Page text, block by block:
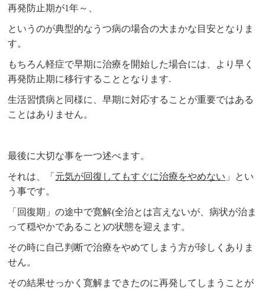
再発防止期が1年～、
というのが典型的なうつ病の場合の大まかな目安となりま
す。
もちろん軽症で早期に治療を開始した場合には、より早く
再発防止期に移行することとなります.
生活習慣病と同様に、早期に対応することが重要ではある
ことはありません。
最後に大切な事を一つ述べます。
それは、「 元気が回復してもすぐに治療をやめない 」とい
う事です。
「回復期」の途中で寛解(全治とは言えないが、病状が治ま
って穏やかであること)の状態を迎えます。
その時に自己判断で治療をやめてしまう方が珍しくありま
せん。
その結果せっかく寛解まできたのに再発してしまうことが